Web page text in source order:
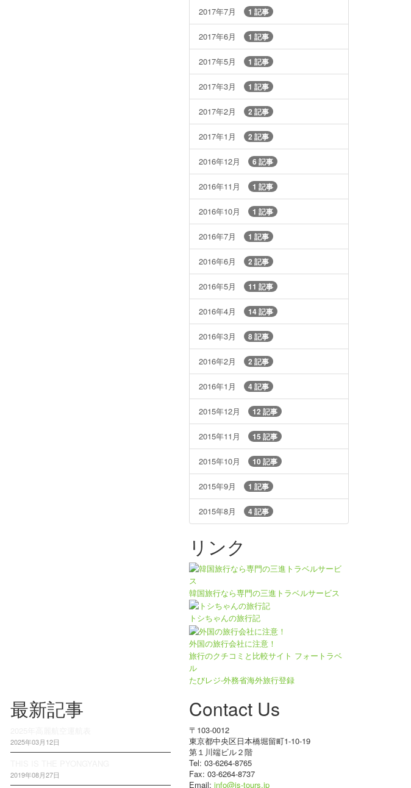
2017年7月 1 記事
2017年6月 1 記事
2017年5月 1 記事
2017年3月 1 記事
2017年2月 2 記事
2017年1月 2 記事
2016年12月 6 記事
2016年11月 1 記事
2016年10月 1 記事
2016年7月 1 記事
2016年6月 2 記事
2016年5月 11 記事
2016年4月 14 記事
2016年3月 8 記事
2016年2月 2 記事
2016年1月 4 記事
2015年12月 12 記事
2015年11月 15 記事
2015年10月 10 記事
2015年9月 1 記事
2015年8月 4 記事
リンク
韓国旅行なら専門の三進トラベルサービス
トシちゃんの旅行記
外国の旅行会社に注意！
旅行のクチコミと比較サイト フォートラベ
ル
たびレジ-外務省海外旅行登録
最新記事
2025年03月12日
2019年08月27日
Contact Us
〒103-0012
東京都中央区日本橋堀留町1-10-19
第１川端ビル２階
Tel: 03-6264-8765
Fax: 03-6264-8737
Email: info@js-tours.jp